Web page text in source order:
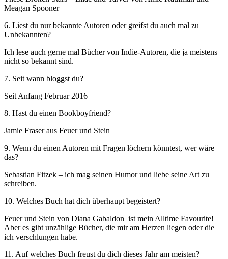
Meagan Spooner
6. Liest du nur bekannte Autoren oder greifst du auch mal zu
Unbekannten?
Ich lese auch gerne mal Bücher von Indie-Autoren, die ja meistens
nicht so bekannt sind.
7. Seit wann bloggst du?
Seit Anfang Februar 2016
8. Hast du einen Bookboyfriend?
Jamie Fraser aus Feuer und Stein
9. Wenn du einen Autoren mit Fragen löchern könntest, wer wäre
das?
Sebastian Fitzek – ich mag seinen Humor und liebe seine Art zu
schreiben.
10. Welches Buch hat dich überhaupt begeistert?
Feuer und Stein von Diana Gabaldon ist mein Alltime Favourite!
Aber es gibt unzählige Bücher, die mir am Herzen liegen oder die
ich verschlungen habe.
11. Auf welches Buch freust du dich dieses Jahr am meisten?